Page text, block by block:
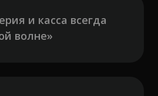
и касса всегда
волне»